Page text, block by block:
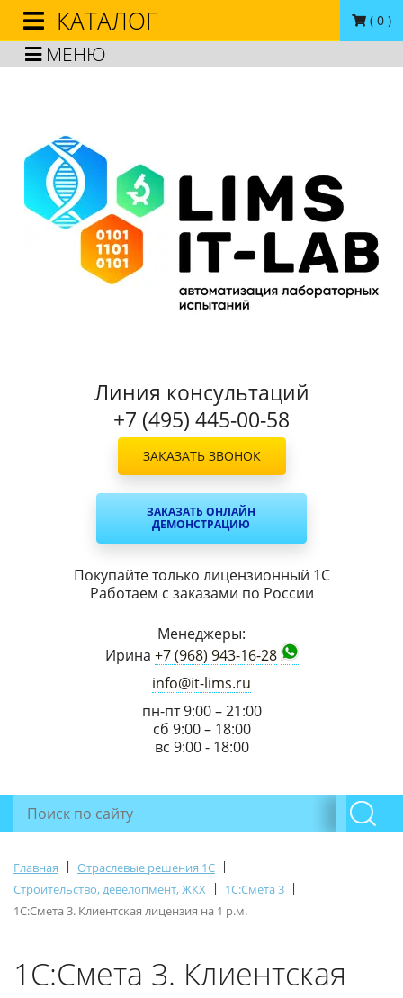
МЕНЮ
( 0 )
Линия консультаций
+7 (495) 445-00-58
ЗАКАЗАТЬ ЗВОНОК
ЗАКАЗАТЬ ОНЛАЙН
ДЕМОНСТРАЦИЮ
Покупайте только лицензионный 1С
Работаем с заказами по России
Менеджеры:
Ирина +7 (968) 943-16-28
info@it-lims.ru
пн-пт 9:00 – 21:00
сб 9:00 – 18:00
вс 9:00 - 18:00
КАТАЛОГ
Главная | Отраслевые решения 1С |
Строительство, девелопмент, ЖКХ | 1С:Смета 3 |
1С:Смета 3. Клиентская лицензия на 1 р.м.
1С:Смета 3. Клиентская